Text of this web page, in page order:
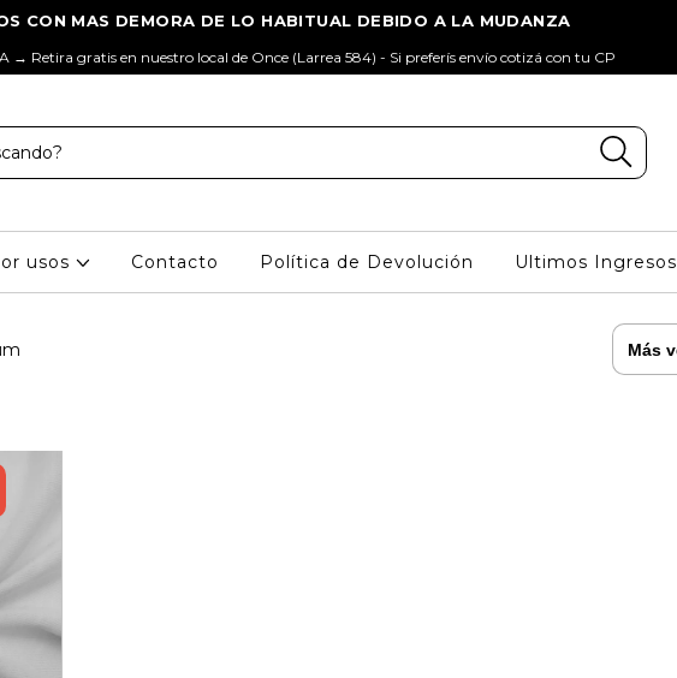
→ Retira gratis en nuestro local de Once (Larrea 584) - Si preferís envío cotizá con tu CP
usos Contacto Política de Devolución Ultimos Ingresos